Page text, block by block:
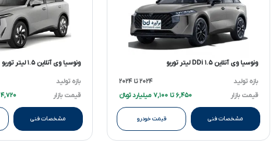
ونوسیا وی آنلاین DDi ۱.۵ لیتر توربو
بازه تولید
۲۰۲۴ تا ۲۰۲۴
قیمت بازار
۶,۴۵۰ تا ۷,۱۰۰ میلیارد تومانءءء
مشخصات فنی قیمت خودرو
ونوسیا وی آنلاین ۱.۵ لیتر توربو
بازه تولید
قیمت بازار
۴,۷۲۰ تا ۵,۳۰۰ میلیارد تومانءءء
مشخصات فنی